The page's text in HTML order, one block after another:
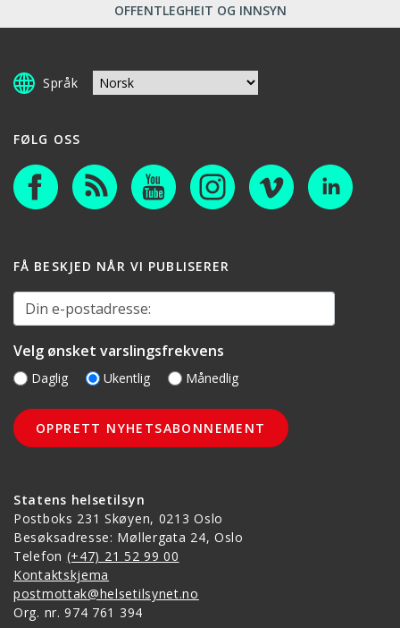
OFFENTLEGHEIT OG INNSYN
Språk
Statens helsetilsyn
Postboks 231 Skøyen, 0213 Oslo
Besøksadresse: Møllergata 24, Oslo
Telefon (+47) 21 52 99 00
Kontaktskjema
postmottak@helsetilsynet.no
Org. nr. 974 761 394
FØLG OSS
FÅ BESKJED NÅR VI PUBLISERER
Din e-postadresse:
Velg ønsket varslingsfrekvens
Daglig Ukentlig Månedlig